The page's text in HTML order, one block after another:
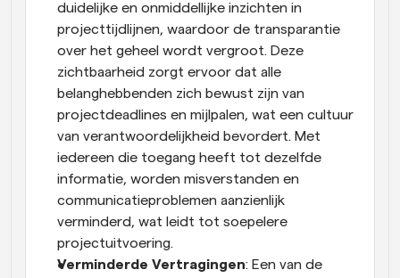
duidelijke en onmiddellijke inzichten in
projecttijdlijnen, waardoor de transparantie
over het geheel wordt vergroot. Deze
zichtbaarheid zorgt ervoor dat alle
belanghebbenden zich bewust zijn van
projectdeadlines en mijlpalen, wat een cultuur
van verantwoordelijkheid bevordert. Met
iedereen die toegang heeft tot dezelfde
informatie, worden misverstanden en
communicatieproblemen aanzienlijk
verminderd, wat leidt tot soepelere
projectuitvoering.
Verminderde Vertragingen: Een van de